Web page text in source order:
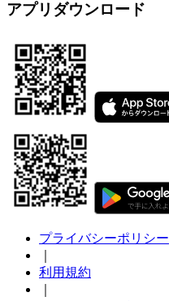
アプリダウンロード
プライバシーポリシー
利用規約